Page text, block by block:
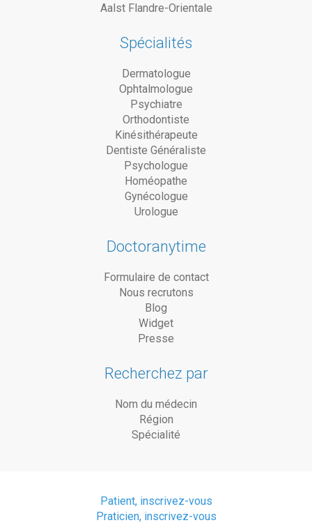
Aalst Flandre-Orientale
Spécialités
Dermatologue
Ophtalmologue
Psychiatre
Orthodontiste
Kinésithérapeute
Dentiste Généraliste
Psychologue
Homéopathe
Gynécologue
Urologue
Doctoranytime
Formulaire de contact
Nous recrutons
Blog
Widget
Presse
Recherchez par
Nom du médecin
Région
Spécialité
Patient, inscrivez-vous
Praticien, inscrivez-vous